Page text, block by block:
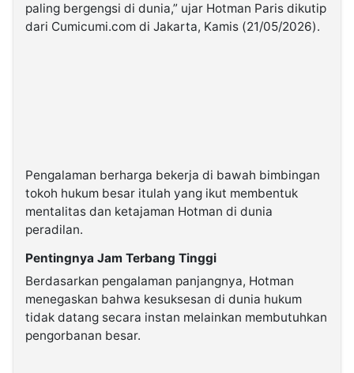
paling bergengsi di dunia,” ujar Hotman Paris dikutip
dari Cumicumi.com di Jakarta, Kamis (21/05/2026).
Pengalaman berharga bekerja di bawah bimbingan
tokoh hukum besar itulah yang ikut membentuk
mentalitas dan ketajaman Hotman di dunia
peradilan.
Pentingnya Jam Terbang Tinggi
Berdasarkan pengalaman panjangnya, Hotman
menegaskan bahwa kesuksesan di dunia hukum
tidak datang secara instan melainkan membutuhkan
pengorbanan besar.